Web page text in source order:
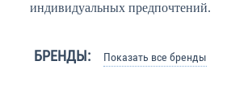
индивидуальных предпочтений.
БРЕНДЫ: Показать все бренды